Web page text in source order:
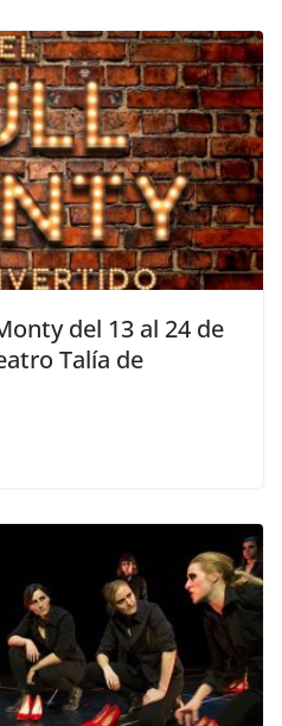
del 13 al 24 de
Talía de